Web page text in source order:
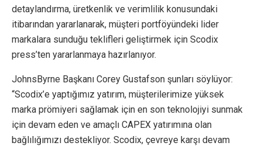
detaylandırma, üretkenlik ve verimlilik konusundaki
itibarından yararlanarak, müşteri portföyündeki lider
markalara sunduğu teklifleri geliştirmek için Scodix
press’ten yararlanmaya hazırlanıyor.
JohnsByrne Başkanı Corey Gustafson şunları söylüyor:
“Scodix’e yaptığımız yatırım, müşterilerimize yüksek
marka prömiyeri sağlamak için en son teknolojiyi sunmak
için devam eden ve amaçlı CAPEX yatırımına olan
bağlılığımızı destekliyor. Scodix, çevreye karşı devam